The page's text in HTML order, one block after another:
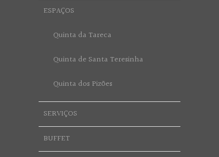
ESPAÇOS
Quinta da Tareca
Quinta de Santa Teresinha
Quinta dos Pizões
SERVIÇOS
BUFFET